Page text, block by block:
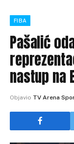
FIBA
Pašalić
nastup na
Objavio TV Arena